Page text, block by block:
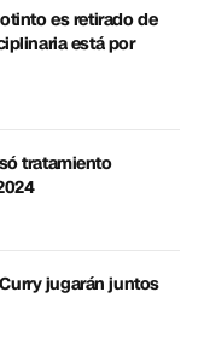
es retirado de
está por
tratamiento
jugarán juntos